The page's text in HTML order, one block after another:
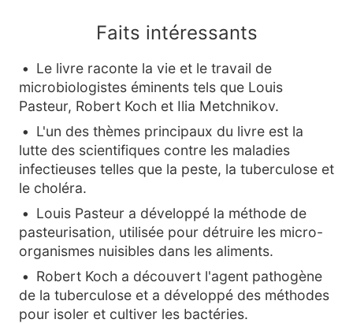
Faits intéressants
Le livre raconte la vie et le travail de
microbiologistes éminents tels que Louis
Pasteur, Robert Koch et Ilia Metchnikov.
L'un des thèmes principaux du livre est la
lutte des scientifiques contre les maladies
infectieuses telles que la peste, la tuberculose et
le choléra.
Louis Pasteur a développé la méthode de
pasteurisation, utilisée pour détruire les micro-
organismes nuisibles dans les aliments.
Robert Koch a découvert l'agent pathogène
de la tuberculose et a développé des méthodes
pour isoler et cultiver les bactéries.